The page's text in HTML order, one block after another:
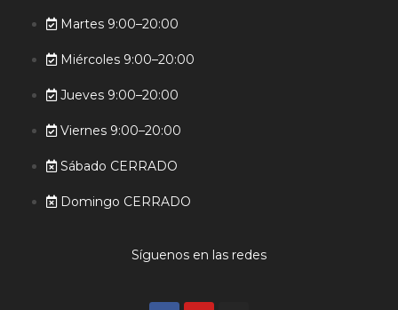
Martes 9:00–20:00
Miércoles 9:00–20:00
Jueves 9:00–20:00
Viernes 9:00–20:00
Sábado CERRADO
Domingo CERRADO
Síguenos en las redes